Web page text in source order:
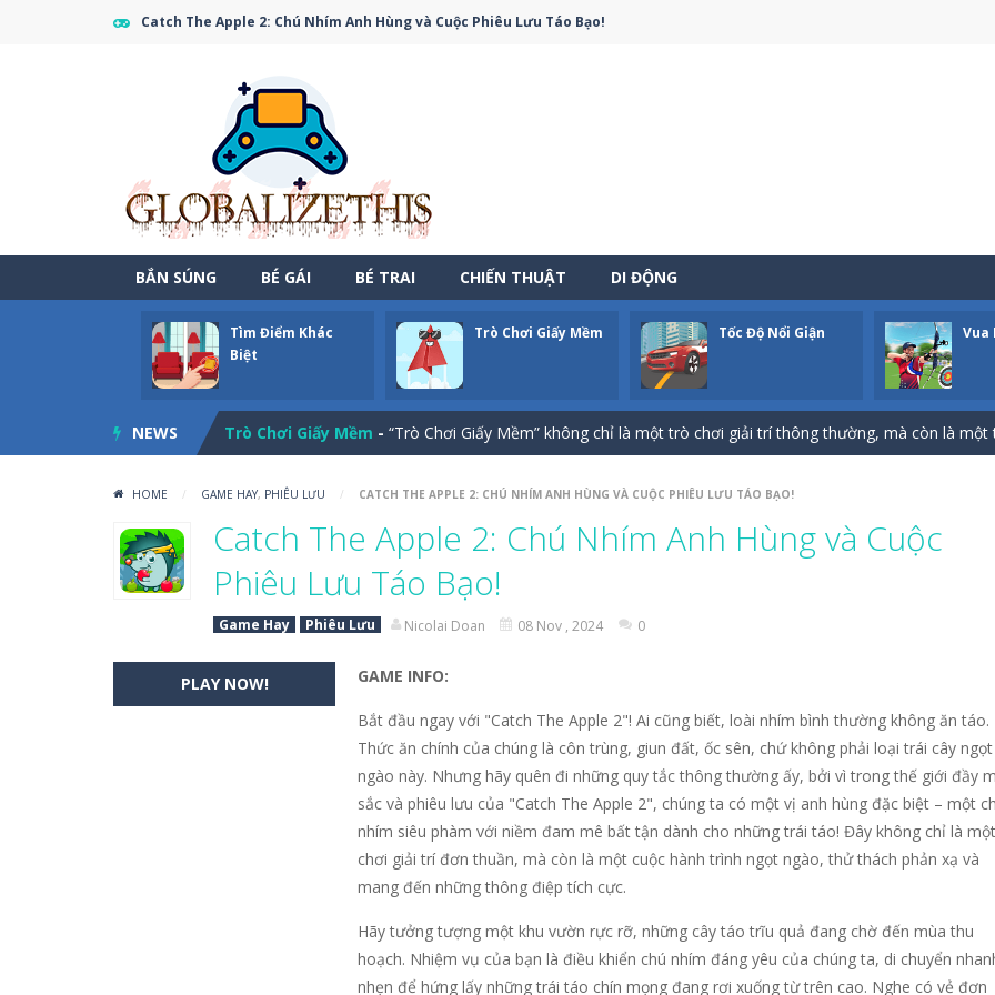
Catch The Apple 2: Chú Nhím Anh Hùng và Cuộc Phiêu Lưu Táo Bạo!
BẮN SÚNG BÉ GÁI BÉ TRAI CHIẾN THUẬT DI ĐỘNG
Tìm Điểm Khác
Biệt
Trò Chơi Giấy Mềm Tốc Độ Nổi Giận Vua
NEWS
Một Ngày Thư Thái Ở Vùng Quê? -Bạn sẽ hóa thân thành một người nông dân đích thực, bận rộn với việc chăm sóc
“Tìm Điểm Khác Biệt” không chỉ là một thể loại trò chơi kinh điển mà còn là một
Trò Chơi Giấy Mềm - “Trò Chơi Giấy Mềm” không chỉ là một trò chơi giải trí thông thường, mà còn là một
Vua Bắn Cung Vua Bắn Cung – Hãy nhắm mục tiêu, bắn những mũi tên của bạn và trở thành Vua Bắn
Baby Stitch Đáng Yêu - Chào mừng bạn đến với Thử Thách Xếp Hình Trượt “Baby Stitch Đáng Yêu”!
Mở ra một hành trình không tưởng, Ghép Nối Tình Bạn không chỉ là một tựa game giải
Sách Tô Màu: Nhím Dễ Thương không chỉ là một trò chơi tô màu thông thường,
Chuyến Bay Giấy không chỉ là một tựa game arcade thông thường, mà còn là một trải
Cuộc Chạy Của Chiến Binh Man Rợ -“Cuộc Chạy Của Chiến Binh Man Rợ” (Barbarian Run) không chỉ là một
Một Ngày Thư Thái Ở Vùng Quê?-Bạn sẽ hóa thân thành một người nông dân đích thực, bận rộn với việc chăm sóc
Tìm Điểm Khác Biệt- “Tìm Điểm Khác Biệt” không chỉ là một thể loại trò chơi kinh điển mà còn là một
HOME / GAME HAY, PHIÊU LƯU / CATCH THE APPLE 2: CHÚ NHÍM ANH HÙNG VÀ CUỘC PHIÊU LƯU TÁO BẠO!
Catch The Apple 2: Chú Nhím Anh Hùng và Cuộc
Phiêu Lưu Táo Bạo!
Game Hay Phiêu Lưu Nicolai Doan 08 Nov , 2024 0
GAME INFO:
Bắt đầu ngay với "Catch The Apple 2"! Ai cũng biết, loài nhím bình thường không ăn táo.
Thức ăn chính của chúng là côn trùng, giun đất, ốc sên, chứ không phải loại trái cây ngọt
ngào này. Nhưng hãy quên đi những quy tắc thông thường ấy, bởi vì trong thế giới đầy
sắc và phiêu lưu của "Catch The Apple 2", chúng ta có một vị anh hùng đặc biệt – một
nhím siêu phàm với niềm đam mê bất tận dành cho những trái táo! Đây không chỉ là
chơi giải trí đơn thuần, mà còn là một cuộc hành trình ngọt ngào, thử thách phản xạ và
mang đến những thông điệp tích cực.
Hãy tưởng tượng một khu vườn rực rỡ, những cây táo trĩu quả đang chờ đến mùa thu
hoạch. Nhiệm vụ của bạn là điều khiển chú nhím đáng yêu của chúng ta, di chuyển
nhẹn để hứng lấy những trái táo chín mọng đang rơi xuống từ trên cao. Nghe có vẻ đơn
PLAY NOW!